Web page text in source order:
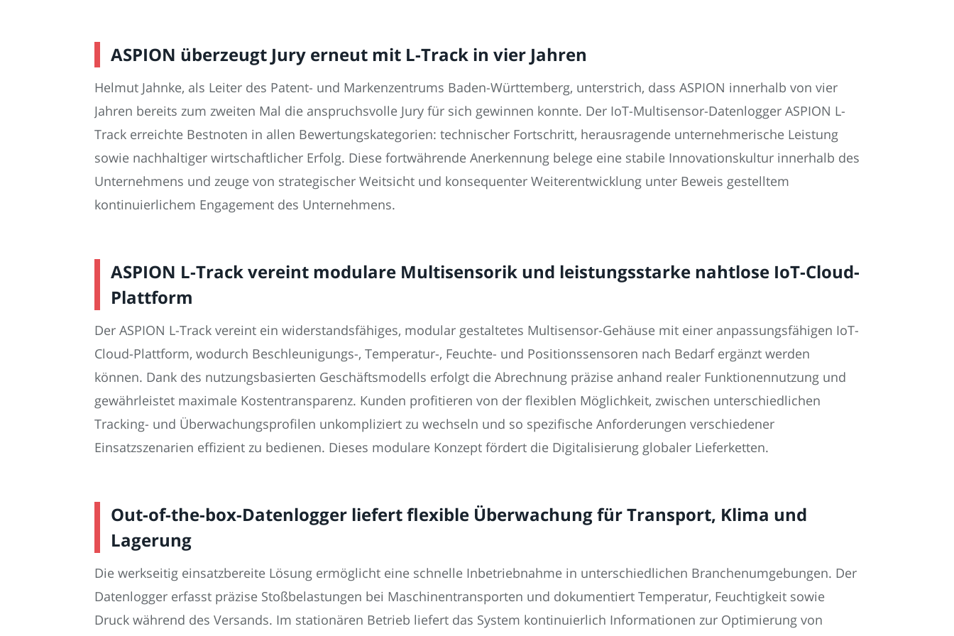
ASPION überzeugt Jury erneut mit L-Track in vier Jahren
Helmut Jahnke, als Leiter des Patent- und Markenzentrums Baden-Württemberg, unterstrich, dass ASPION innerhalb von vier
Jahren bereits zum zweiten Mal die anspruchsvolle Jury für sich gewinnen konnte. Der IoT-Multisensor-Datenlogger ASPION L-
Track erreichte Bestnoten in allen Bewertungskategorien: technischer Fortschritt, herausragende unternehmerische Leistung
sowie nachhaltiger wirtschaftlicher Erfolg. Diese fortwährende Anerkennung belege eine stabile Innovationskultur innerhalb des
Unternehmens und zeuge von strategischer Weitsicht und konsequenter Weiterentwicklung unter Beweis gestelltem
kontinuierlichem Engagement des Unternehmens.
ASPION L-Track vereint modulare Multisensorik und leistungsstarke nahtlose IoT-Cloud-
Plattform
Der ASPION L-Track vereint ein widerstandsfähiges, modular gestaltetes Multisensor-Gehäuse mit einer anpassungsfähigen IoT-
Cloud-Plattform, wodurch Beschleunigungs-, Temperatur-, Feuchte- und Positionssensoren nach Bedarf ergänzt werden
können. Dank des nutzungsbasierten Geschäftsmodells erfolgt die Abrechnung präzise anhand realer Funktionennutzung und
gewährleistet maximale Kostentransparenz. Kunden profitieren von der flexiblen Möglichkeit, zwischen unterschiedlichen
Tracking- und Überwachungsprofilen unkompliziert zu wechseln und so spezifische Anforderungen verschiedener
Einsatzszenarien effizient zu bedienen. Dieses modulare Konzept fördert die Digitalisierung globaler Lieferketten.
Out-of-the-box-Datenlogger liefert flexible Überwachung für Transport, Klima und
Lagerung
Die werkseitig einsatzbereite Lösung ermöglicht eine schnelle Inbetriebnahme in unterschiedlichen Branchenumgebungen. Der
Datenlogger erfasst präzise Stoßbelastungen bei Maschinentransporten und dokumentiert Temperatur, Feuchtigkeit sowie
Druck während des Versands. Im stationären Betrieb liefert das System kontinuierlich Informationen zur Optimierung von